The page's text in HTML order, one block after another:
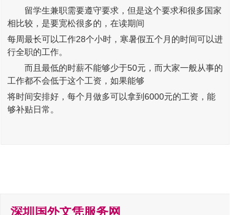
深圳国外文凭服务网
留学生兼职需要遵守要求，但是这个要求和很多国家
相比较，是要宽松很多的，在读期间
每周最长可以工作28个小时，寒暑假五个月的时间可以进
行全职的工作。
而且最低的时薪不能够少于50元，而大家一般从事的
工作都不会低于这个工资，如果能够
将时间安排好，每个月做多可以拿到6000元的工资，能
够补贴日常。